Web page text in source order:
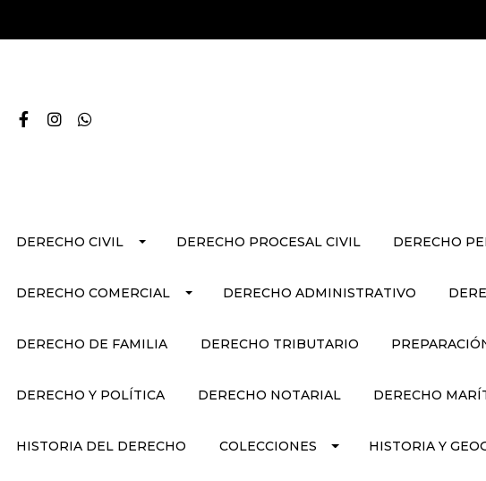
DERECHO CIVIL DERECHO PROCESAL CIVIL DERECHO
DERECHO COMERCIAL DERECHO ADMINISTRATIVO
DERECHO DE FAMILIA DERECHO TRIBUTARIO
DERECHO Y POLÍTICA DERECHO NOTARIAL DERECHO
HISTORIA DEL DERECHO COLECCIONES HISTORIA Y